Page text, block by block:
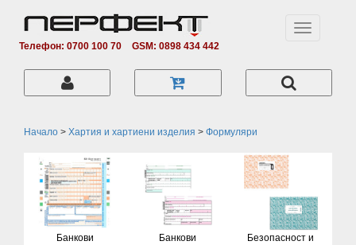
Телефон: 0700 100 70 GSM: 0898 434 442
Toggle
Начало > Хартия и хартиени изделия > Формуляри
Банкови
Банкови
Безопасност и